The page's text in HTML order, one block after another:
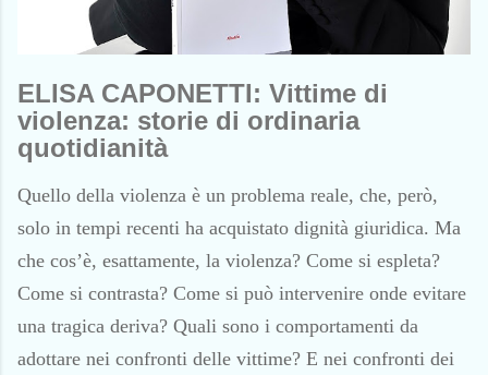
ELISA CAPONETTI: Vittime di
violenza: storie di ordinaria
quotidianità
Quello della violenza è un problema reale, che, però,
solo in tempi recenti ha acquistato dignità giuridica. Ma
che cos’è, esattamente, la violenza? Come si espleta?
Come si contrasta? Come si può intervenire onde evitare
una tragica deriva? Quali sono i comportamenti da
adottare nei confronti delle vittime? E nei confronti dei